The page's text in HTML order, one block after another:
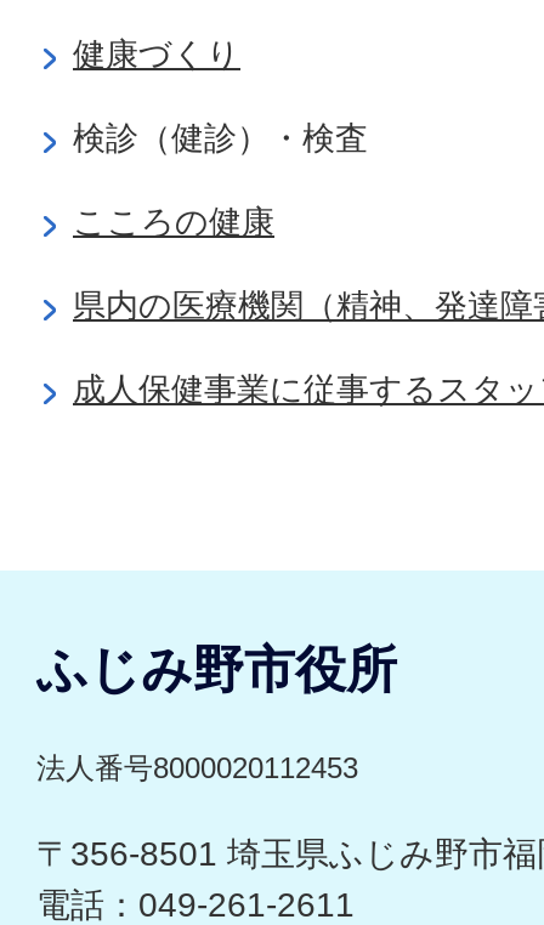
健康づくり
検診（健診）・検査
こころの健康
県内の医療機関（精神、発達障
成人保健事業に従事するスタ
ふじみ野市役所
法人番号8000020112453
〒356-8501 埼玉県ふじみ野市
電話：049-261-2611